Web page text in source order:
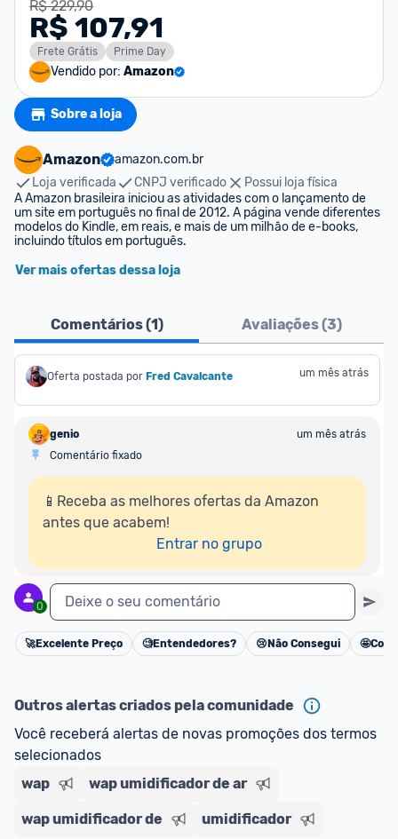
R$ 229,90
R$ 107,91
Frete Grátis Prime Day
Vendido por: Amazon
Sobre a loja
Amazon
amazon.com.br
Loja verificada
CNPJ verificado
Possui loja física
A Amazon brasileira iniciou as atividades com o lançamento de
um site em português no final de 2012. A página vende diferentes
modelos do Kindle, em reais, e mais de um milhão de e-books,
incluindo títulos em português.
Ver mais ofertas dessa loja
Comentários (1) Avaliações (3)
Oferta postada por Fred Cavalcante um mês atrás
genio
um mês atrás
Comentário fixado
📱Receba as melhores ofertas da Amazon
antes que acabem!
Entrar no grupo
0 Deixe o seu comentário
Cancelar
🚀Excelente Preço 🧐Entendedores? 😢 Não Consegui 🤩
Outros alertas criados pela comunidade
Você receberá alertas de novas promoções dos termos
selecionados
wap
wap umidificador de ar
wap umidificador de umidificador